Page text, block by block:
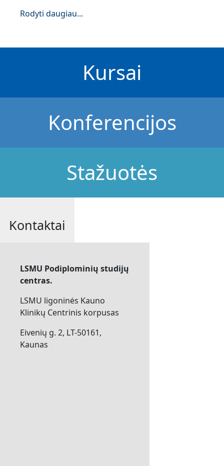
Rodyti daugiau...
Kursai
Konferencijos
Stažuotės
Kontaktai
LSMU Podiplominių studijų
centras.
LSMU ligoninės Kauno
Klinikų Centrinis korpusas
Eivenių g. 2, LT-50161,
Kaunas